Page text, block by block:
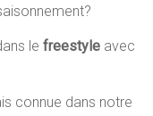
lefreestyle avec
connue dans notre